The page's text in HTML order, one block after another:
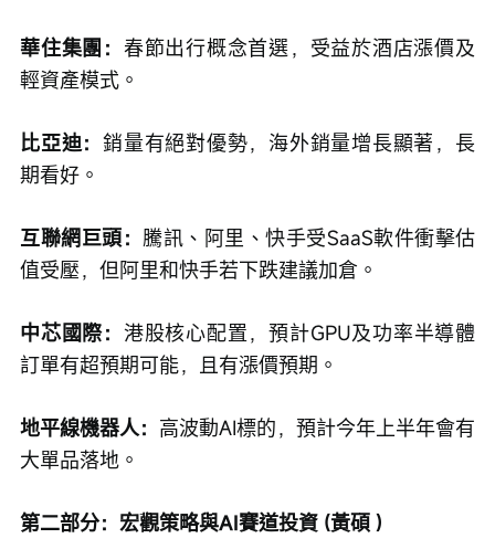
華住集團： 春節出行概念首選，受益於酒店漲價及
輕資產模式。
比亞迪：銷量有絕對優勢，海外銷量增長顯著，長
期看好。
互聯網巨頭： 騰訊、阿里、快手受SaaS軟件衝擊估
值受壓，但阿里和快手若下跌建議加倉。
中芯國際： 港股核心配置，預計GPU及功率半導體
訂單有超預期可能，且有漲價預期。
地平線機器人： 高波動AI標的，預計今年上半年會有
大單品落地。
第二部分：宏觀策略與AI賽道投資 (黃碩 )